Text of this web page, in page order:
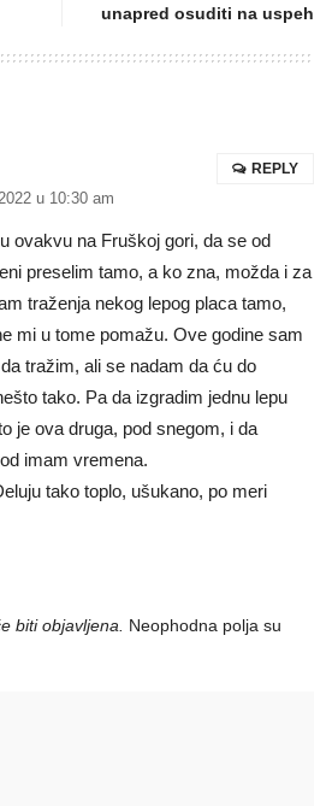
unapred osuditi na uspeh
u 10:30 am
ovakvu na Fruškoj gori, da se od
preselim tamo, a ko zna, možda i za
traženja nekog lepog placa tamo,
mi u tome pomažu. Ove godine sam
tražim, ali se nadam da ću do
tako. Pa da izgradim jednu lepu
je ova druga, pod snegom, i da
imam vremena.
tako toplo, ušukano, po meri
REPLY
biti objavljena.
Neophodna polja su